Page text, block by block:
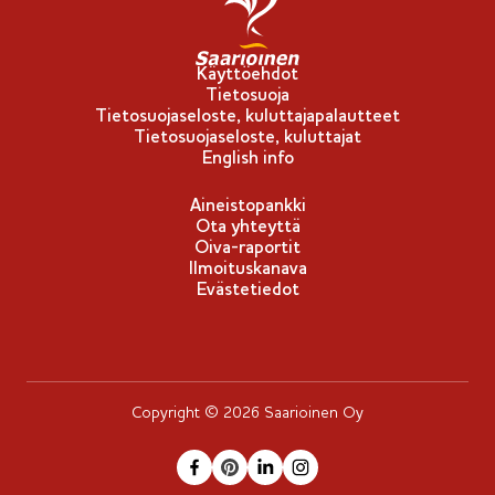
p
u
-
m
e
r
k
i
Käyttöehdot
Tietosuoja
Tietosuojaseloste, kuluttajapalautteet
Tietosuojaseloste, kuluttajat
English info
Aineistopankki
Ota yhteyttä
Oiva-raportit
Ilmoituskanava
Evästetiedot
Copyright © 2026 Saarioinen Oy